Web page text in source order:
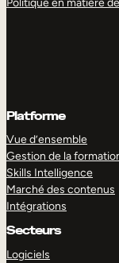
Politique en matière
Platforme
Vue d’ensemble
Gestion de la
Skills Intelligence
Marché des contenus
Intégrations
Secteurs
Logiciels